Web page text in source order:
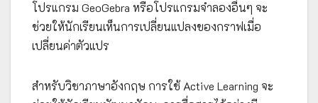
โปรแกรม GeoGebra หรือโปรแกรมจำลองอื่นๆ จะ
ช่วยให้นักเรียนเห็นการเปลี่ยนแปลงของกราฟเมื่อ
เปลี่ยนค่าตัวแปร
สำหรับวิชาภาษาอังกฤษ การใช้ Active Learning จะ